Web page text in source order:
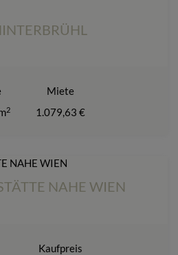
2
Miete
1.079,63 €
NAHE WIEN
Kaufpreis